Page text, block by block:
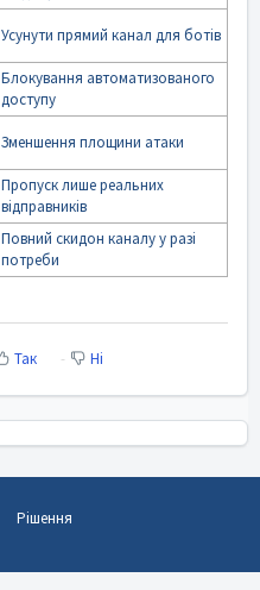
Усунути прямий канал для ботів
Блокування автоматизованого
доступу
Зменшення площини атаки
Пропуск лише реальних
відправників
Повний скидон каналу у разі
потреби
Так Ні
Рішення